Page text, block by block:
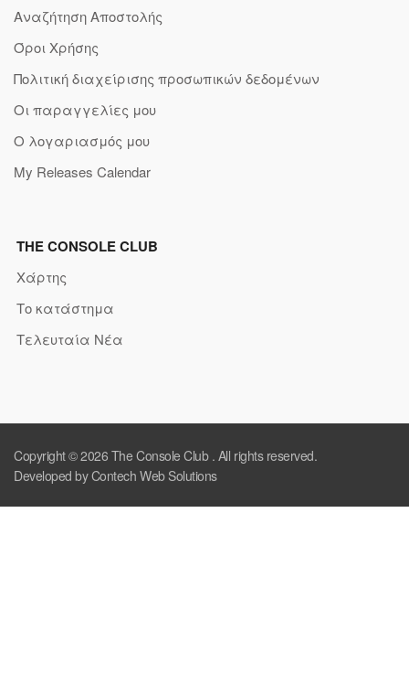
Αναζήτηση Αποστολής
Όροι Χρήσης
Πολιτική διαχείρισης προσωπικών δεδομένων
Οι παραγγελίες μου
Ο λογαριασμός μου
My Releases Calendar
THE CONSOLE CLUB
Χάρτης
Το κατάστημα
Τελευταία Νέα
Copyright © 2026 The Console Club. All rights reserved.
Developed by Contech Web Solutions